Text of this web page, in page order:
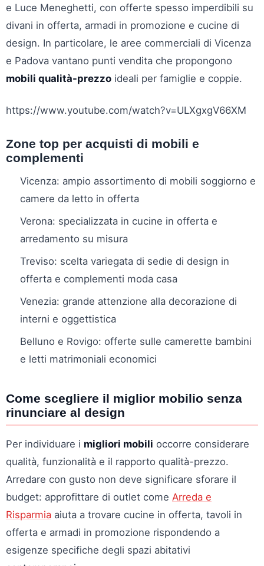
e Luce Meneghetti, con offerte spesso imperdibili su
divani in offerta, armadi in promozione e cucine di
design. In particolare, le aree commerciali di Vicenza
e Padova vantano punti vendita che propongono
mobili qualità-prezzo ideali per famiglie e coppie.
https://www.youtube.com/watch?v=ULXgxgV66XM
Zone top per acquisti di mobili e
complementi
Vicenza: ampio assortimento di mobili soggiorno e
camere da letto in offerta
Verona: specializzata in cucine in offerta e
arredamento su misura
Treviso: scelta variegata di sedie di design in
offerta e complementi moda casa
Venezia: grande attenzione alla decorazione di
interni e oggettistica
Belluno e Rovigo: offerte sulle camerette bambini
e letti matrimoniali economici
Come scegliere il miglior mobilio senza
rinunciare al design
Per individuare i migliori mobili occorre considerare
qualità, funzionalità e il rapporto qualità-prezzo.
Arredare con gusto non deve significare sforare il
budget: approfittare di outlet come Arreda e
Risparmia aiuta a trovare cucine in offerta, tavoli in
offerta e armadi in promozione rispondendo a
esigenze specifiche degli spazi abitativi